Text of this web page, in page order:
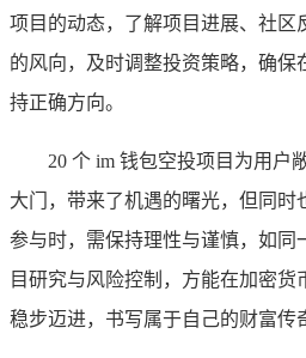
项目的动态，了解项目进展、社区
的风向，及时调整投资策略，确保
持正确方向。
20 个 im 钱包空投项目为用户
大门，带来了机遇的曙光，但同时
参与时，需保持理性与谨慎，如同
目研究与风险控制，方能在加密
稳步迈进，书写属于自己的财富传